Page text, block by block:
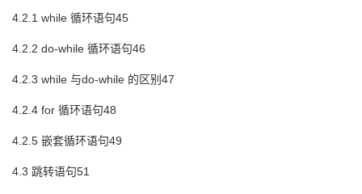
4.2.1 while 循环语句45
4.2.2 do-while 循环语句46
4.2.3 while 与do-while 的区别47
4.2.4 for 循环语句48
4.2.5 嵌套循环语句49
4.3 跳转语句51